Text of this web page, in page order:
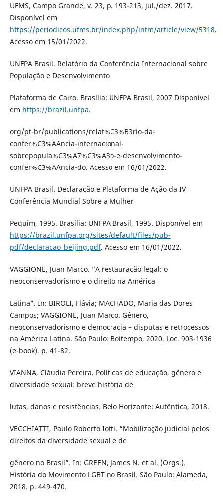
UFMS, Campo Grande, v. 23, p. 193-213, jul./dez. 2017.
Disponível em
https://periodicos.ufms.br/index.php/intm/article/view/5318.
Acesso em 15/01/2022.
UNFPA Brasil. Relatório da Conferência Internacional sobre
População e Desenvolvimento
Plataforma de Cairo. Brasília: UNFPA Brasil, 2007 Disponível
em https://brazil.unfpa.
org/pt-br/publications/relat%C3%B3rio-da-
confer%C3%AAncia-internacional-
sobrepopula%C3%A7%C3%A3o-e-desenvolvimento-
confer%C3%AAncia-do. Acesso em 16/01/2022.
UNFPA Brasil. Declaração e Plataforma de Ação da IV
Conferência Mundial Sobre a Mulher
Pequim, 1995. Brasília: UNFPA Brasil, 1995. Disponível em
https://brazil.unfpa.org/sites/default/files/pub-
pdf/declaracao_beijing.pdf. Acesso em 16/01/2022.
VAGGIONE, Juan Marco. “A restauração legal: o
neoconservadorismo e o direito na América
Latina”. In: BIROLI, Flávia; MACHADO, Maria das Dores
Campos; VAGGIONE, Juan Marco. Gênero,
neoconservadorismo e democracia – disputas e retrocessos
na América Latina. São Paulo: Boitempo, 2020. Loc. 903-1936
(e-book). p. 41-82.
VIANNA, Cláudia Pereira. Políticas de educação, gênero e
diversidade sexual: breve história de
lutas, danos e resistências. Belo Horizonte: Autêntica, 2018.
VECCHIATTI, Paulo Roberto Iotti. “Mobilização judicial pelos
direitos da diversidade sexual e de
gênero no Brasil”. In: GREEN, James N. et al. (Orgs.).
História do Movimento LGBT no Brasil. São Paulo: Alameda,
2018. p. 449-470.